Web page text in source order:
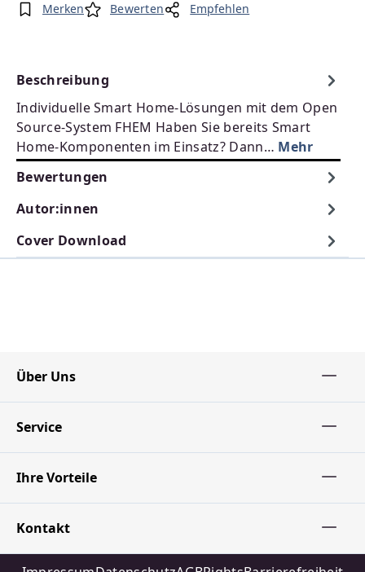
Merken Bewerten Empfehlen
Beschreibung
Individuelle Smart Home-Lösungen mit dem Open
Source-System FHEM Haben Sie bereits Smart
Home-Komponenten im Einsatz? Dann… Mehr
Bewertungen
Autor:innen
Cover Download
Über Uns
Service
Ihre Vorteile
Kontakt